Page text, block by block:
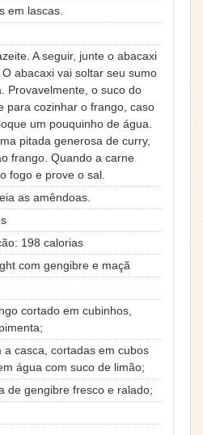
em lascas.
A seguir, junte o abacaxi
abacaxi vai soltar seu sumo
Provavelmente, o suco do
para cozinhar o frango, caso
um pouquinho de água.
pitada generosa de curry,
frango. Quando a carne
fogo e prove o sal.
as amêndoas.
198 calorias
com gengibre e maçã
cortado em cubinhos,
a casca, cortadas em cubos
água com suco de limão;
de gengibre fresco e ralado;